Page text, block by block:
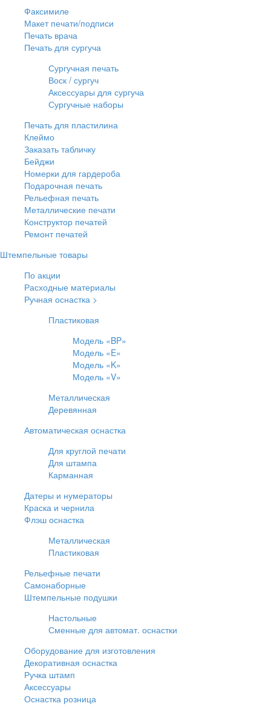
Факсимиле
Макет печати/подписи
Печать врача
Печать для сургуча
Сургучная печать
Воск / сургуч
Аксессуары для сургуча
Сургучные наборы
Печать для пластилина
Клеймо
Заказать табличку
Бейджи
Номерки для гардероба
Подарочная печать
Рельефная печать
Металлические печати
Конструктор печатей
Ремонт печатей
Штемпельные товары
По акции
Расходные материалы
Ручная оснастка >
Пластиковая
Модель «BP»
Модель «E»
Модель «K»
Модель «V»
Металлическая
Деревянная
Автоматическая оснастка
Для круглой печати
Для штампа
Карманная
Датеры и нумераторы
Краска и чернила
Флэш оснастка
Металлическая
Пластиковая
Рельефные печати
Самонаборные
Штемпельные подушки
Настольные
Сменные для автомат. оснастки
Оборудование для изготовления
Декоративная оснастка
Ручка штамп
Аксессуары
Оснастка розница